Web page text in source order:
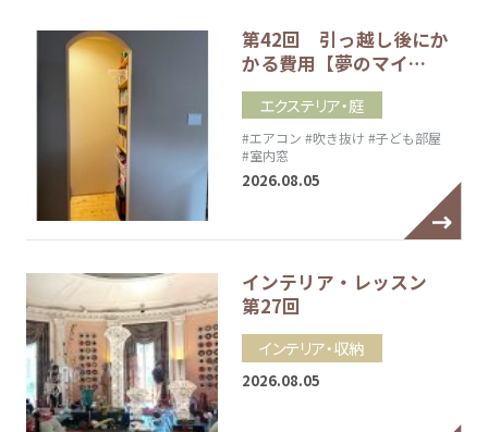
第42回 引っ越し後にか
かる費用【夢のマイ…
エクステリア・庭
#エアコン #吹き抜け #子ども部屋
#室内窓
2026.08.05
インテリア・レッスン
第27回
インテリア・収納
2026.08.05